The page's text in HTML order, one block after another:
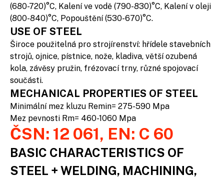
(680-720)°C, Kalení ve vodě (790-830)°C, Kalení v oleji
(800-840)°C, Popouštění (530-670)°C.
USE OF STEEL
Široce použitelná pro strojírenství: hřídele stavebních
strojů, ojnice, pístnice, nože, kladiva, větší ozubená
kola, závěsy pružin, frézovací trny, různé spojovací
součásti.
MECHANICAL PROPERTIES OF STEEL
Minimální mez kluzu Remin= 275-590 Mpa
Mez pevnosti Rm= 460-1060 Mpa
ČSN: 12 061, EN: C 60
BASIC CHARACTERISTICS OF
STEEL + WELDING, MACHINING,